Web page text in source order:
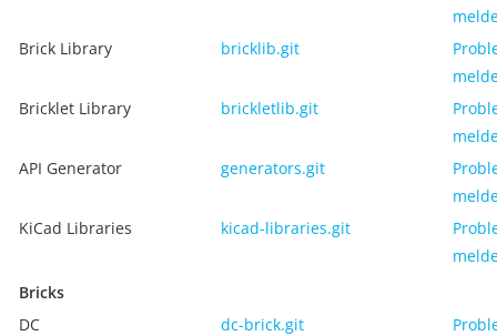
Brick Library
bricklib.git
Bricklet Library
brickletlib.git
API Generator
generators.git
KiCad Libraries
kicad-libraries.git
Bricks
DC
dc-brick.git